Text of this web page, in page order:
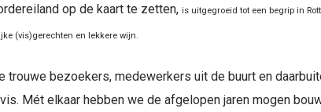
op de kaart te zetten, is uitgegroeid tot een begrip in
(vis)gerechten en lekkere wijn.
bezoekers, medewerkers uit de buurt en
Mét elkaar hebben we de afgelopen jaren mogen